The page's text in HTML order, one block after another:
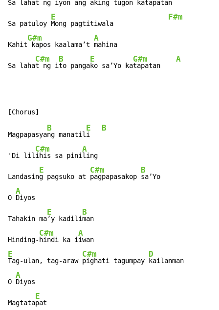
Sa lahat ng iyon ang aking tugon katapatan
Sa patuloy
E
Mong pagtitiwala
F#m
Kahit
G#m
kapos kaalama’t
A
mahina
Sa laha
C#m
t ng i
B
to panga
E
ko sa’Yo ka
G#m
tapatan
A
Magpapasya
B
ng manatil
E
i
B
'Di lil
C#m
ihis sa pini
A
ling
Landasin
E
g pagsuko at
C#m
pagpapasakop
B
sa’Yo
O
A
Diyos
Tahakin ma
E
’y kadili
B
man
Hinding-
C#m
hindi ka i
A
E
Tag-ulan, tag-araw
C#m
pighati tagumpay
D
kailanman
O
A
Diyos
Magtata
E
pat